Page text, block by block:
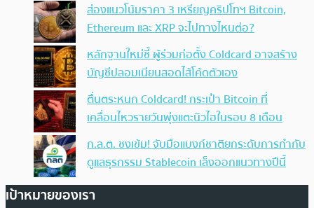
ส่องแนวโน้มราคา 3 เหรียญคริปโทฯ Bitcoin,
Ethereum และ XRP จะไปทางไหนต่อ?
หลักฐานใหม่ชี้ ผู้ร่วมก่อตั้ง Coldcard อาจสร้าง
บัญชีปลอมเนียนสอดไส้โค้ดตัวเอง
ตื่นตระหนก Coldcard! กระเป๋า Bitcoin ที่
เคลื่อนไหวรายวันพุ่งแตะนิวไฮในรอบ 8 เดือน
ก.ล.ต. ชงเข้ม! จับมือแบงก์ชาติยกระดับการกำกับ
ดูแลธุรกรรม Stablecoin เล็งออกแนวทางปีนี้
เป้าหมายของเรา